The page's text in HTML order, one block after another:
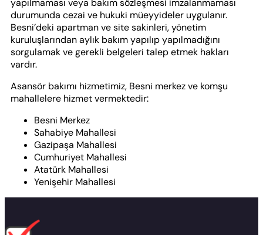
yapılmaması veya bakım sözleşmesi imzalanmaması
durumunda cezai ve hukuki müeyyideler uygulanır.
Besni’deki apartman ve site sakinleri, yönetim
kuruluşlarından aylık bakım yapılıp yapılmadığını
sorgulamak ve gerekli belgeleri talep etmek hakları
vardır.
Asansör bakımı hizmetimiz, Besni merkez ve komşu
mahallelere hizmet vermektedir:
Besni Merkez
Sahabiye Mahallesi
Gazipaşa Mahallesi
Cumhuriyet Mahallesi
Atatürk Mahallesi
Yenişehir Mahallesi